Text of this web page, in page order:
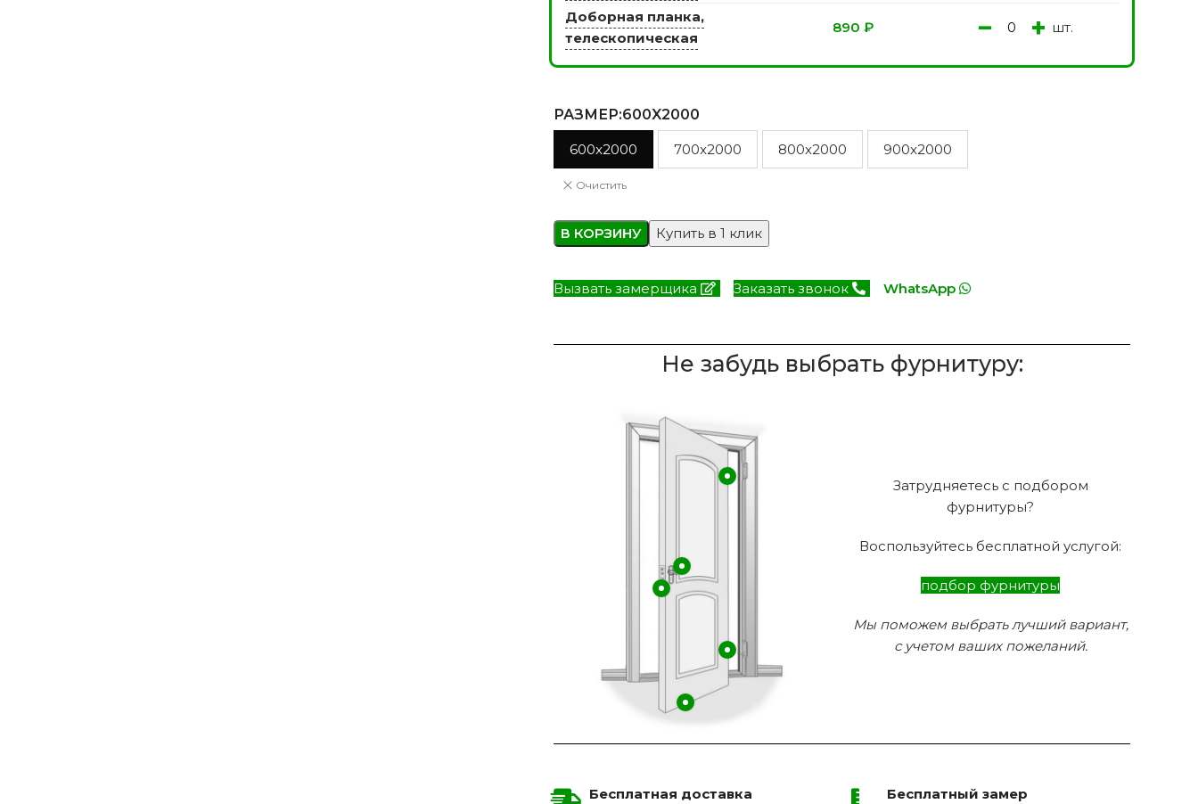
Доборная планка,
телескопическая
890 ₽ − + шт.
РАЗМЕР:600X2000
600x2000 700x2000 800x2000 900x2000
Очистить
В КОРЗИНУ Купить в 1 клик
Вызвать замерщика Заказать звонок WhatsApp
Не забудь выбрать фурнитуру:
Затрудняетесь с подбором
фурнитуры?
Воспользуйтесь бесплатной услугой:
подбор фурнитуры
Мы поможем выбрать лучший вариант,
с учетом ваших пожеланий.
Бесплатная доставка Бесплатный замер